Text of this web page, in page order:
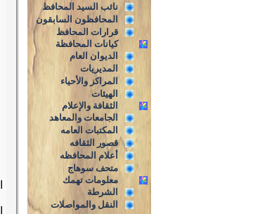
نائب السيد المحافظ
المحافظون السابقون
قرارات المحافظ
كيانات المحافظة
الديوان العام
المديريات
المراكز والأحياء
الهيئات
الثقافة والإعلام
الجامعات والمعاهد
المكتبات العامه
قصور الثقافه
أعلام المحافظه
متحف سوهاج
معلومات تهمك
الشرطة
النقل والمواصلات